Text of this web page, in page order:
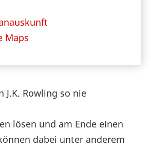
Maps
Rowling so nie
lösen und am Ende einen
dabei unter anderem